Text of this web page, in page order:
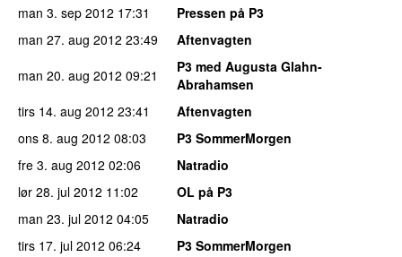
man 3. sep 2012 17:31
Pressen på P3
man 27. aug 2012 23:49
Aftenvagten
man 20. aug 2012 09:21
P3 med Augusta Glahn-
Abrahamsen
tirs 14. aug 2012 23:41
Aftenvagten
ons 8. aug 2012 08:03
P3 SommerMorgen
fre 3. aug 2012 02:06
Natradio
lør 28. jul 2012 11:02
OL på P3
man 23. jul 2012 04:05
Natradio
tirs 17. jul 2012 06:24
P3 SommerMorgen